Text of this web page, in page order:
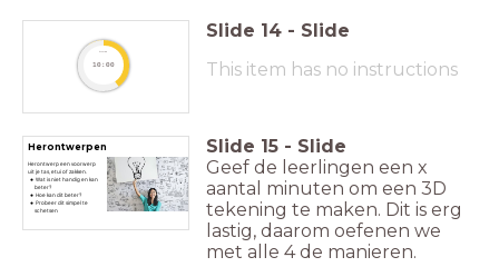
timer
10:00
Slide 14 - Slide
This item has no instructions
Herontwerpen
Herontwerp een voorwerp
uit je tas, etui of zakken.
Wat is niet handig en kan
beter?
Hoe kan dit beter?
Probeer dit simpel te
schetsen
Slide 15 - Slide
Geef de leerlingen een x
aantal minuten om een 3D
tekening te maken. Dit is erg
lastig, daarom oefenen we
met alle 4 de manieren.